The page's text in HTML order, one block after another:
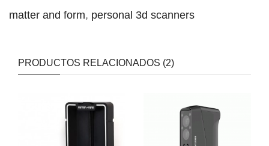
matter and form, personal 3d scanners
PRODUCTOS RELACIONADOS (2)